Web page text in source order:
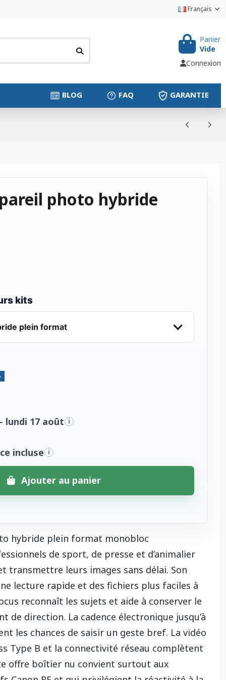
Français
Panier
Vide
Connexion
GARANTIE
FAQ
BLOG
photo hybride
kits
plein format
lundi 17 août i
incluse i
Ajouter au panier
hybride plein format monobloc
de sport, de presse et d’animalier
transmettre leurs images sans délai. Son
lecture rapide et des fichiers plus faciles à
reconnaît les sujets et aide à conserver le
de direction. La cadence électronique jusqu’à
les chances de saisir un geste bref. La vidéo
Type B et la connectivité réseau complètent
offre boîtier nu convient surtout aux